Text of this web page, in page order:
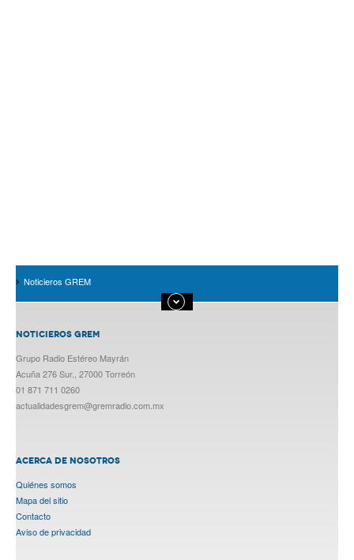
Noticieros GREM
NOTICIEROS GREM
Grupo Radio Estéreo Mayrán
Acuña 276 Sur., 27000 Torreón
01 871 711 0260
actualidadesgrem@gremradio.com.mx
ACERCA DE NOSOTROS
Quiénes somos
Mapa del sitio
Contacto
Aviso de privacidad